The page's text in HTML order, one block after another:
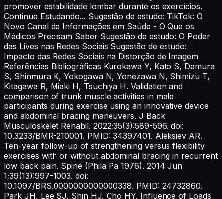
promover estabilidade lombar durante os exercícios.
Continue Estudando... Sugestão de estudo: TikTok: O
Novo Canal de Informações em Saúde - O Que os
Médicos Precisam Saber Sugestão de estudo: O Poder
das Lives nas Redes Sociais Sugestão de estudo:
Impacto das Redes Sociais na Distorção de Imagem
Referências Bibliográficas Kurokawa Y, Kato S, Demura
S, Shinmura K, Yokogawa N, Yonezawa N, Shimizu T,
Kitagawa R, Miaki H, Tsuchiya H. Validation and
comparison of trunk muscle activities in male
participants during exercise using an innovative device
and abdominal bracing maneuvers. J Back
Musculoskelet Rehabil. 2022;35(3):589-596. doi:
10.3233/BMR-210001. PMID: 34397401. Aleksiev AR.
Ten-year follow-up of strengthening versus flexibility
exercises with or without abdominal bracing in recurrent
low back pain. Spine (Phila Pa 1976). 2014 Jun
1;39(13):997-1003. doi:
10.1097/BRS.0000000000000338. PMID: 24732860.
Park JH, Lee SJ, Shin HJ, Cho HY. Influence of Loads